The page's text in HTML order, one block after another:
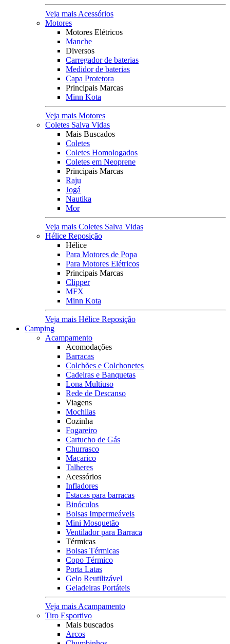
Veja mais Acessórios
Motores
Motores Elétricos
Manche
Diversos
Carregador de baterias
Medidor de baterias
Capa Protetora
Principais Marcas
Minn Kota
Veja mais Motores
Coletes Salva Vidas
Mais Buscados
Coletes
Coletes Homologados
Coletes em Neoprene
Principais Marcas
Raju
Jogá
Nautika
Mor
Veja mais Coletes Salva Vidas
Hélice Reposição
Hélice
Para Motores de Popa
Para Motores Elétricos
Principais Marcas
Clipper
MFX
Minn Kota
Veja mais Hélice Reposição
Camping
Acampamento
Acomodações
Barracas
Colchões e Colchonetes
Cadeiras e Banquetas
Lona Multiuso
Rede de Descanso
Viagens
Mochilas
Cozinha
Fogareiro
Cartucho de Gás
Churrasco
Maçarico
Talheres
Acessórios
Infladores
Estacas para barracas
Binóculos
Bolsas Impermeáveis
Mini Mosquetão
Ventilador para Barraca
Térmicas
Bolsas Térmicas
Copo Térmico
Porta Latas
Gelo Reutilizável
Geladeiras Portáteis
Veja mais Acampamento
Tiro Esportivo
Mais buscados
Arcos